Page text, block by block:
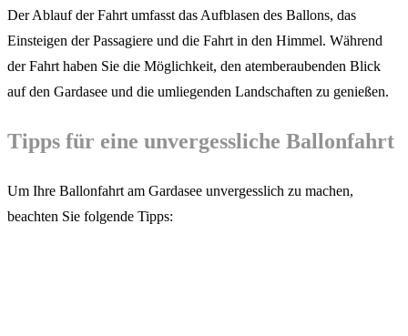
Der Ablauf der Fahrt umfasst das Aufblasen des Ballons, das
Einsteigen der Passagiere und die Fahrt in den Himmel. Während
der Fahrt haben Sie die Möglichkeit, den atemberaubenden Blick
auf den Gardasee und die umliegenden Landschaften zu genießen.
Tipps für eine unvergessliche Ballonfahrt
Um Ihre Ballonfahrt am Gardasee unvergesslich zu machen,
beachten Sie folgende Tipps: